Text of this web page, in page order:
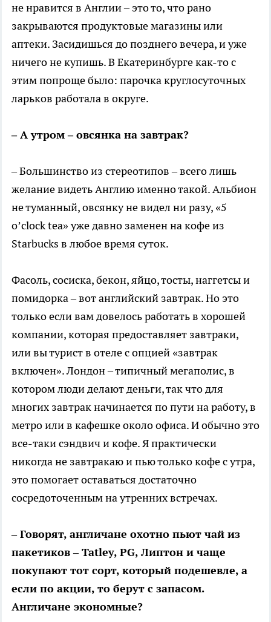
не нравится в Англии – это то, что рано
закрываются продуктовые магазины или
аптеки. Засидишься до позднего вечера, и уже
ничего не купишь. В Екатеринбурге как-то с
этим попроще было: парочка круглосуточных
ларьков работала в округе.
– А утром – овсянка на завтрак?
– Большинство из стереотипов – всего лишь
желание видеть Англию именно такой. Альбион
не туманный, овсянку не видел ни разу, «5
o’clock tea» уже давно заменен на кофе из
Starbucks в любое время суток.
Фасоль, сосиска, бекон, яйцо, тосты, наггетсы и
помидорка – вот английский завтрак. Но это
только если вам довелось работать в хорошей
компании, которая предоставляет завтраки,
или вы турист в отеле с опцией «завтрак
включен». Лондон – типичный мегаполис, в
котором люди делают деньги, так что для
многих завтрак начинается по пути на работу, в
метро или в кафешке около офиса. И обычно это
все-таки сэндвич и кофе. Я практически
никогда не завтракаю и пью только кофе с утра,
это помогает оставаться достаточно
сосредоточенным на утренних встречах.
– Говорят, англичане охотно пьют чай из
пакетиков – Tatley, PG, Липтон и чаще
покупают тот сорт, который подешевле, а
если по акции, то берут с запасом.
Англичане экономные?